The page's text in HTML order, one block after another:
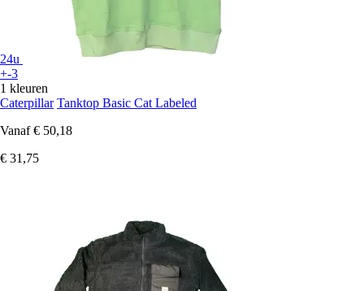
24u
+-3
1 kleuren
Caterpillar Tanktop Basic Cat Labeled
Vanaf € 50,18
€ 31,75